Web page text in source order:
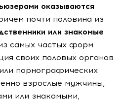
оказываются
почти половина из
или знакомые
самых частых форм
своих половых органов
порнографических
взрослые мужчины,
или знакомыми,